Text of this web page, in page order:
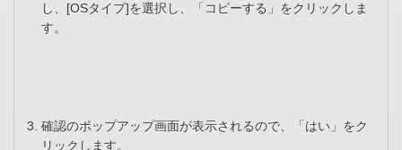
し、[OSタイプ]を選択し、「コピーする」をクリックしま
す。
確認のポップアップ画面が表示されるので、「はい」をク
リックします。